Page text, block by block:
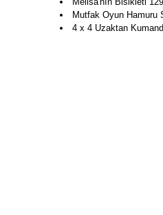
Mutfak Oyun Hamuru
4 x 4 Uzaktan